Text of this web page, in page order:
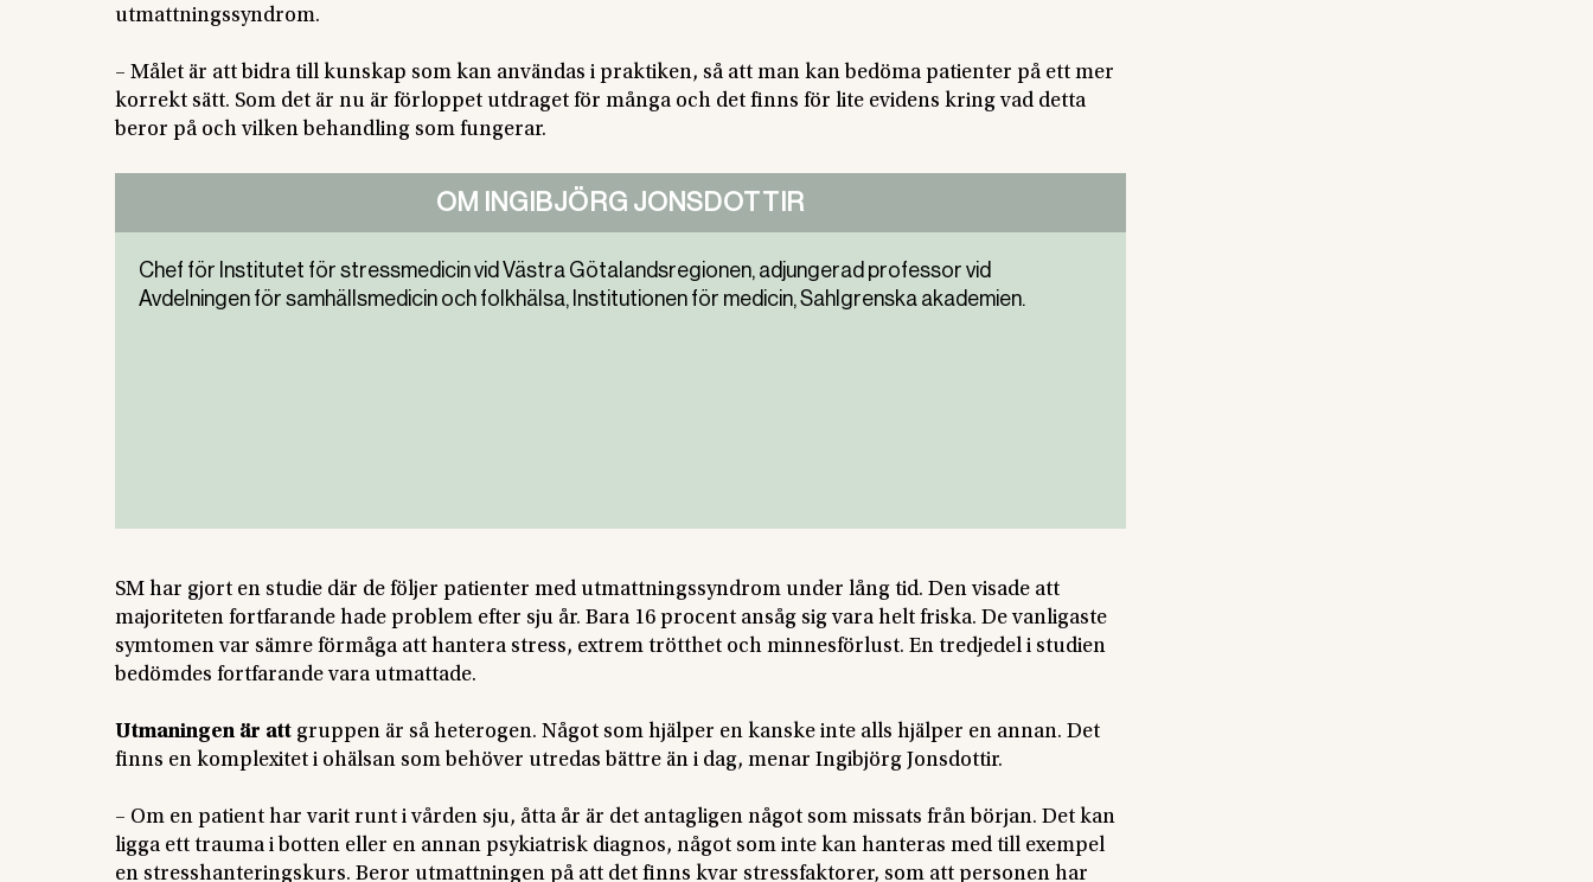
utmattningssyndrom.
– Målet är att bidra till kunskap som kan användas i praktiken, så att man kan bedöma patienter på ett mer
korrekt sätt. Som det är nu är förloppet utdraget för många och det finns för lite evidens kring vad detta
beror på och vilken behandling som fungerar.
OM INGIBJÖRG JONSDOTTIR
Chef för Institutet för stressmedicin vid Västra Götalandsregionen, adjungerad professor vid
Avdelningen för samhällsmedicin och folkhälsa, Institutionen för medicin, Sahlgrenska akademien.
SM har gjort en studie där de följer patienter med utmattningssyndrom under lång tid. Den visade att
majoriteten fortfarande hade problem efter sju år. Bara 16 procent ansåg sig vara helt friska. De vanligaste
symtomen var sämre förmåga att hantera stress, extrem trötthet och minnesförlust. En tredjedel i studien
bedömdes fortfarande vara utmattade.
Utmaningen är att gruppen är så heterogen. Något som hjälper en kanske inte alls hjälper en annan. Det
finns en komplexitet i ohälsan som behöver utredas bättre än i dag, menar Ingibjörg Jonsdottir.
– Om en patient har varit runt i vården sju, åtta år är det antagligen något som missats från början. Det kan
ligga ett trauma i botten eller en annan psykiatrisk diagnos, något som inte kan hanteras med till exempel
en stresshanteringskurs. Beror utmattningen på att det finns kvar stressfaktorer, som att personen har